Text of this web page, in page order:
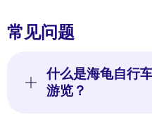
常见问题
什么是海龟自行
游览？